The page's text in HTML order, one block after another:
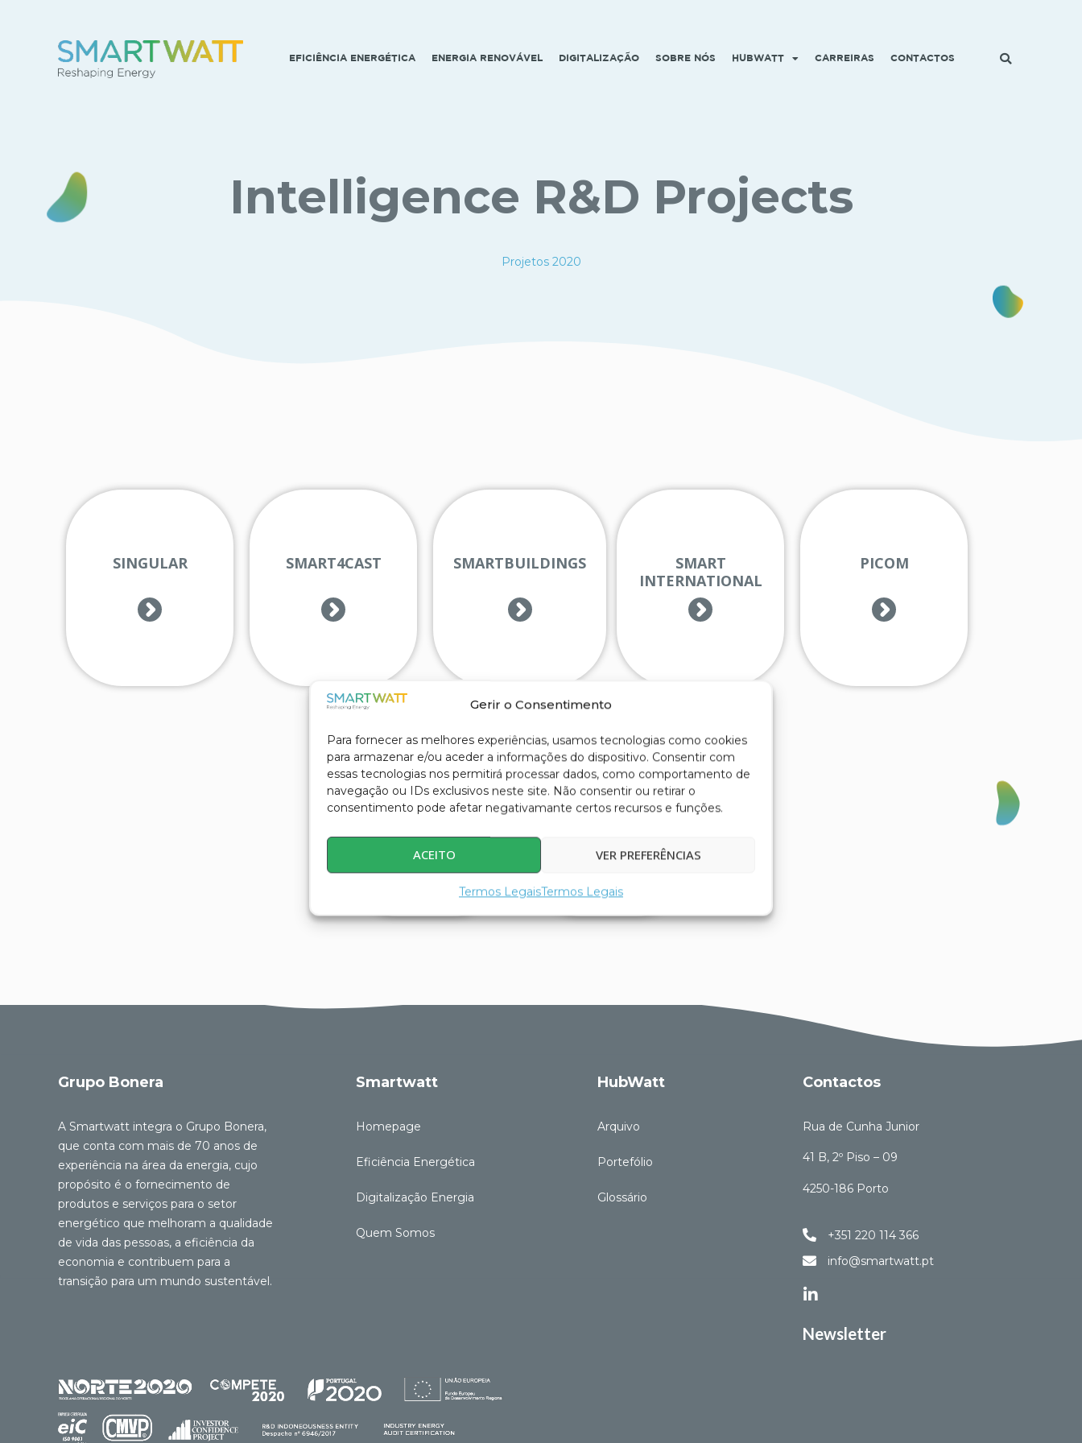
Gerir o Consentimento
Para fornecer as melhores experiências, usamos tecnologias como cookies
para armazenar e/ou aceder a informações do dispositivo. Consentir com
essas tecnologias nos permitirá processar dados, como comportamento de
navegação ou IDs exclusivos neste site. Não consentir ou retirar o
consentimento pode afetar negativamante certos recursos e funções.
ACEITO VER PREFERÊNCIAS
Termos LegaisTermos Legais
EFICIÊNCIA ENERGÉTICA ENERGIA RENOVÁVEL DIGITALIZAÇÃO SOBRE NÓS HUBWATT CARREIRAS CONTACTOS
Intelligence R&D Projects
Projetos 2020
SINGULAR SMART4CAST SMARTBUILDINGS
SMART
INTERNATIONAL
PICOM
HIRING OF
HIGHLY
QUALIFIED HR
AERO.IOT
Grupo Bonera
A Smartwatt integra o Grupo Bonera,
que conta com mais de 70 anos de
experiência na área da energia, cujo
propósito é o fornecimento de
produtos e serviços para o setor
energético que melhoram a qualidade
de vida das pessoas, a eficiência da
economia e contribuem para a
transição para um mundo sustentável.
Smartwatt
Homepage
Eficiência Energética
Digitalização Energia
Quem Somos
HubWatt
Arquivo
Portefólio
Glossário
Contactos
Rua de Cunha Junior
41 B, 2º Piso – 09
4250-186 Porto
+351 220 114 366
info@smartwatt.pt
Newsletter